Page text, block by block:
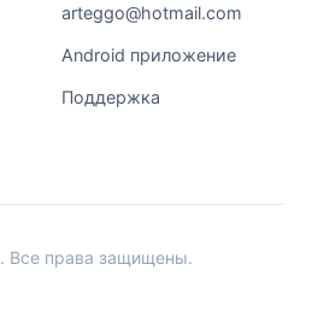
arteggo@hotmail.com
Android приложение
Поддержка
. Все права защищены.